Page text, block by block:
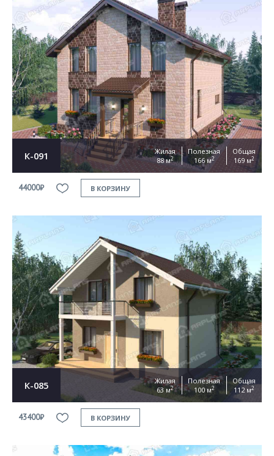
К-091
Жилая
88 м2
Полезная
166 м2
Общая
169 м2
44000₽ В КОРЗИНУ
К-085
Жилая
63 м2
Полезная
100 м2
Общая
112 м2
43400₽ В КОРЗИНУ